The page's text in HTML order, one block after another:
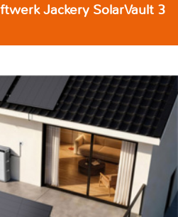
Jackery SolarVault 3